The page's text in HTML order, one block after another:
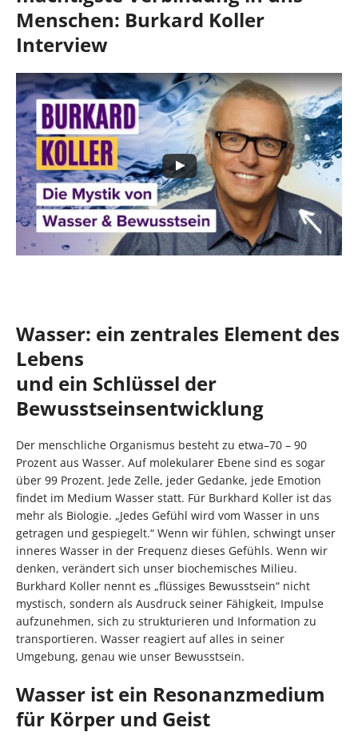
Menschen: Burkard Koller
Interview
Wasser: ein zentrales Element des
Lebens
und ein Schlüssel der
Bewusstseinsentwicklung
Der menschliche Organismus besteht zu etwa–70 – 90
Prozent aus Wasser. Auf molekularer Ebene sind es sogar
über 99 Prozent. Jede Zelle, jeder Gedanke, jede Emotion
findet im Medium Wasser statt. Für Burkhard Koller ist das
mehr als Biologie. „Jedes Gefühl wird vom Wasser in uns
getragen und gespiegelt.“ Wenn wir fühlen, schwingt unser
inneres Wasser in der Frequenz dieses Gefühls. Wenn wir
denken, verändert sich unser biochemisches Milieu.
Burkhard Koller nennt es „flüssiges Bewusstsein“ nicht
mystisch, sondern als Ausdruck seiner Fähigkeit, Impulse
aufzunehmen, sich zu strukturieren und Information zu
transportieren. Wasser reagiert auf alles in seiner
Umgebung, genau wie unser Bewusstsein.
Wasser ist ein Resonanzmedium
für Körper und Geist